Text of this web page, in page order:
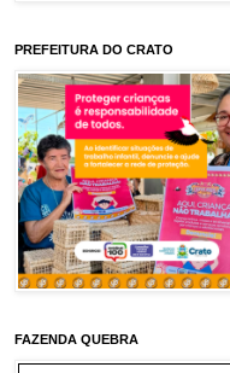
PREFEITURA DO CRATO
FAZENDA QUEBRA